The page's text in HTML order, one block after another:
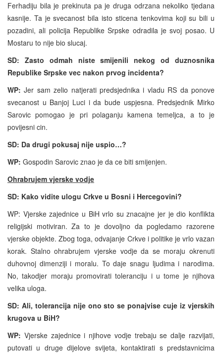
Ferhadiju bila je prekinuta pa je druga odrzana nekoliko tjedana
kasnije. Ta je svecanost bila isto sticena tenkovima koji su bili u
pozadini, ali policija Republike Srpske odradila je svoj posao. U
Mostaru to nije bio slucaj.
SD: Zasto odmah niste smijenili nekog od duznosnika
Republike Srpske vec nakon prvog incidenta?
WP:Jer sam zelio natjerati predsjednika i vladu RS da ponove
svecanost u Banjoj Luci i da bude uspjesna. Predsjednik Mirko
Sarovic pomogao je pri polaganju kamena temeljca, a to je
povijesni cin.
SD: Da drugi pokusaj nije uspio…?
WP: Gospodin Sarovic znao je da ce biti smijenjen.
Ohrabrujem vjerske vodje
SD: Kako vidite ulogu Crkve u Bosni i Hercegovini?
WP: Vjerske zajednice u BiH vrlo su znacajne jer je dio konflikta
religijski motiviran. Za to je dovoljno da pogledamo razorene
vjerske objekte. Zbog toga, odvajanje Crkve i politike je vrlo vazan
korak. Stalno ohrabrujem vjerske vodje da se moraju okrenuti
duhovnoj dimenziji i moralu. To daje snagu ljudima i narodima.
No, takodjer moraju promovirati toleranciju i u tome je njihova
velika uloga.
SD: Ali, tolerancija nije ono sto se ponajvise cuje iz vjerskih
krugova u BiH?
WP: Vjerske zajednice i njihove vodje trebaju se dalje razvijati,
putovati u druge dijelove svijeta, kontaktirati s predstavnicima